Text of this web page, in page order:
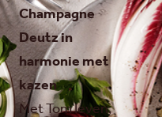
Champagne
Deutz in
harmonie met
kazen
Met Tom Ieven,